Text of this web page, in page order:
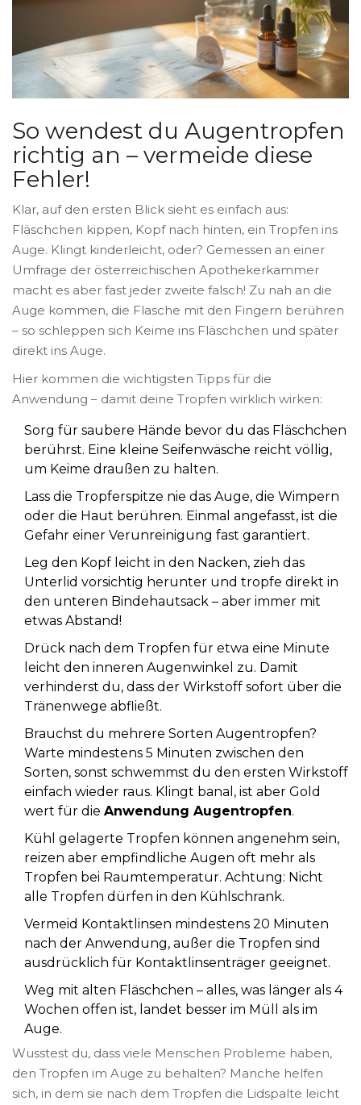
So wendest du Augentropfen
richtig an – vermeide diese
Fehler!
Klar, auf den ersten Blick sieht es einfach aus:
Fläschchen kippen, Kopf nach hinten, ein Tropfen ins
Auge. Klingt kinderleicht, oder? Gemessen an einer
Umfrage der österreichischen Apothekerkammer
macht es aber fast jeder zweite falsch! Zu nah an die
Auge kommen, die Flasche mit den Fingern berühren
– so schleppen sich Keime ins Fläschchen und später
direkt ins Auge.
Hier kommen die wichtigsten Tipps für die
Anwendung – damit deine Tropfen wirklich wirken:
Sorg für saubere Hände bevor du das Fläschchen
berührst. Eine kleine Seifenwäsche reicht völlig,
um Keime draußen zu halten.
Lass die Tropferspitze nie das Auge, die Wimpern
oder die Haut berühren. Einmal angefasst, ist die
Gefahr einer Verunreinigung fast garantiert.
Leg den Kopf leicht in den Nacken, zieh das
Unterlid vorsichtig herunter und tropfe direkt in
den unteren Bindehautsack – aber immer mit
etwas Abstand!
Drück nach dem Tropfen für etwa eine Minute
leicht den inneren Augenwinkel zu. Damit
verhinderst du, dass der Wirkstoff sofort über die
Tränenwege abfließt.
Brauchst du mehrere Sorten Augentropfen?
Warte mindestens 5 Minuten zwischen den
Sorten, sonst schwemmst du den ersten Wirkstoff
einfach wieder raus. Klingt banal, ist aber Gold
wert für die Anwendung Augentropfen.
Kühl gelagerte Tropfen können angenehm sein,
reizen aber empfindliche Augen oft mehr als
Tropfen bei Raumtemperatur. Achtung: Nicht
alle Tropfen dürfen in den Kühlschrank.
Vermeid Kontaktlinsen mindestens 20 Minuten
nach der Anwendung, außer die Tropfen sind
ausdrücklich für Kontaktlinsenträger geeignet.
Weg mit alten Fläschchen – alles, was länger als 4
Wochen offen ist, landet besser im Müll als im
Auge.
Wusstest du, dass viele Menschen Probleme haben,
den Tropfen im Auge zu behalten? Manche helfen
sich, in dem sie nach dem Tropfen die Lidspalte leicht